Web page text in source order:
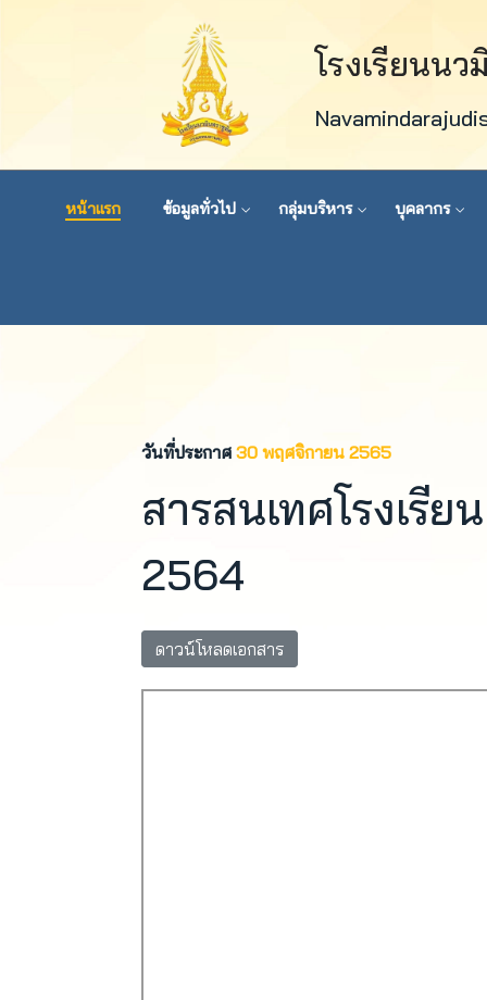
โรงเรียนน
หน้าแรก ข้อมูลทั่วไป กลุ่มบริหาร บุคลากร
วันที่ประกาศ 30 พฤศจิกายน 2565
สารสนเทศโรงเรี
2564
ดาวน์โหลดเอกสาร